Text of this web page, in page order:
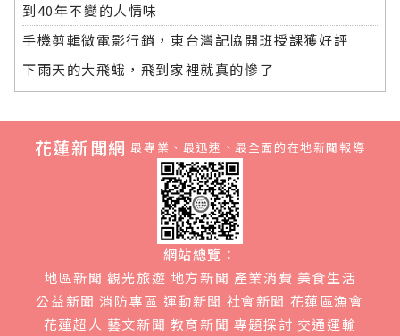
到40年不變的人情味
手機剪輯微電影行銷，東台灣記協開班授課獲好評
下雨天的大飛蛾，飛到家裡就真的慘了
花蓮新聞網 最專業、最迅速、最全面的在地新聞報導
網站總覽：
地區新聞 觀光旅遊 地方新聞 產業消費 美食生活
公益新聞 消防專區 運動新聞 社會新聞 花蓮區漁會
花蓮超人 藝文新聞 教育新聞 專題探討 交通運輸